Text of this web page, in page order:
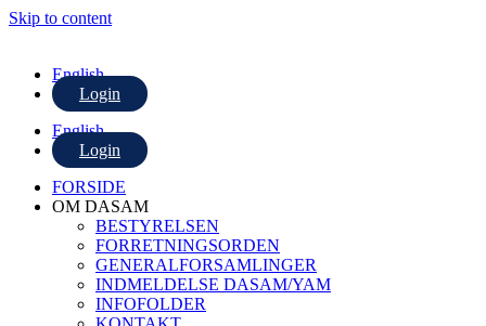
Skip to content
English
Login
English
Login
FORSIDE
OM DASAM
BESTYRELSEN
FORRETNINGSORDEN
GENERALFORSAMLINGER
INDMELDELSE DASAM/YAM
INFOFOLDER